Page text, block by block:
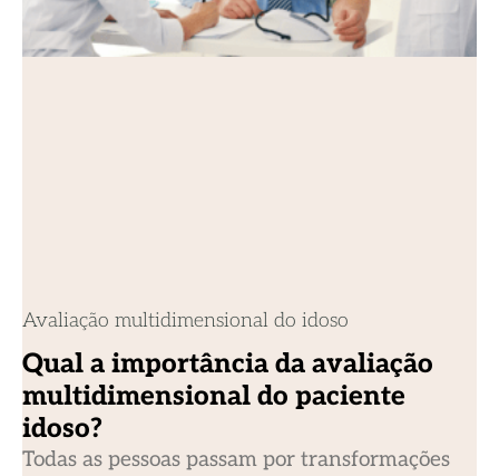
Avaliação multidimensional do idoso
Qual a importância da avaliação
multidimensional do paciente
idoso?
Todas as pessoas passam por transformações